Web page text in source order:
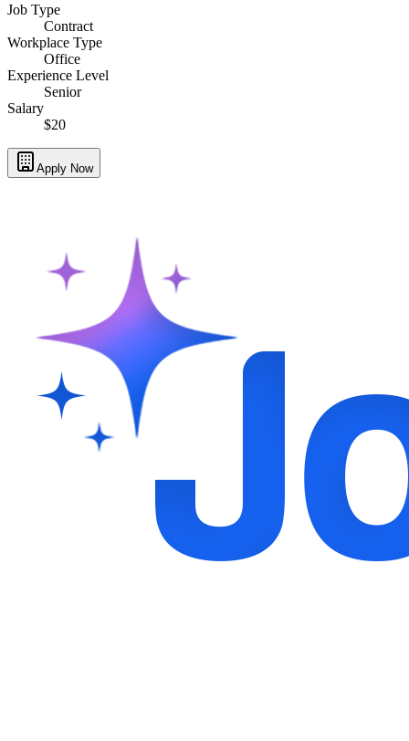
Job Type
Contract
Workplace Type
Office
Experience Level
Senior
Salary
$20
Apply Now